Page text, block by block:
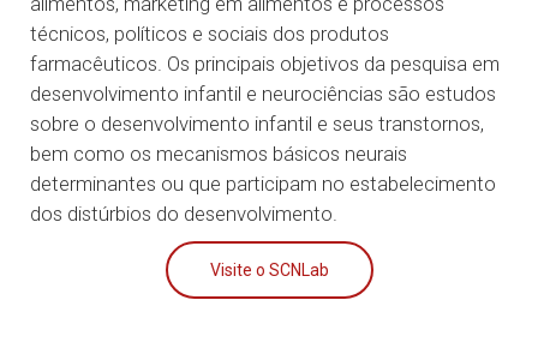
técnicos, políticos e sociais dos produtos
farmacêuticos. Os principais objetivos da pesquisa em
desenvolvimento infantil e neurociências são estudos
sobre o desenvolvimento infantil e seus transtornos,
bem como os mecanismos básicos neurais
determinantes ou que participam no estabelecimento
dos distúrbios do desenvolvimento.
Visite o SCNLab